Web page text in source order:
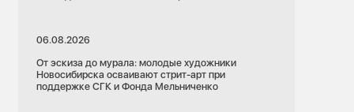
06.08.2026
От эскиза до мурала: молодые художники
Новосибирска осваивают стрит-арт при
поддержке СГК и Фонда Мельниченко